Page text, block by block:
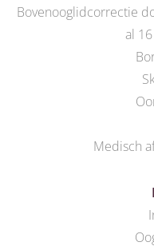
Bovenooglidcorrectie
al
Medisch